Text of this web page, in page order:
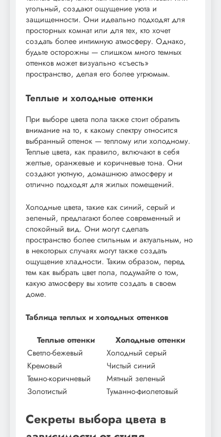
угольный, создают ощущение уюта и
защищенности. Они идеально подходят для
просторных комнат или для тех, кто хочет
создать более интимную атмосферу. Однако,
будьте осторожны — слишком много темных
оттенков может визуально «съесть»
пространство, делая его более угрюмым.
Теплые и холодные оттенки
При выборе цвета пола также стоит обратить
внимание на то, к какому спектру относится
выбранный оттенок — теплому или холодному.
Теплые цвета, как правило, включают в себя
желтые, оранжевые и коричневые тона. Они
создают уютную, домашнюю атмосферу и
отлично подходят для жилых помещений.
Холодные цвета, такие как синий, серый и
зеленый, предлагают более современный и
спокойный вид. Они могут сделать
пространство более стильным и актуальным, но
в некоторых случаях могут также создать
ощущение хладности. Таким образом, перед
тем как выбрать цвет пола, подумайте о том,
какую атмосферу вы хотите создать в своем
доме.
Таблица теплых и холодных оттенков
Теплые оттенки
Холодные оттенки
Светло-бежевый
Холодный серый
Кремовый
Чистый синий
Темно-коричневый
Мятный зеленый
Золотистый
Туманно-фиолетовый
Секреты выбора цвета в